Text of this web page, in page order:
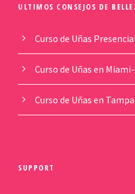
ULTIMOS CONSEJOS DE
Curso de Uñas
Curso de Uñas en
Curso de Uñas en Tampa
SUPPORT